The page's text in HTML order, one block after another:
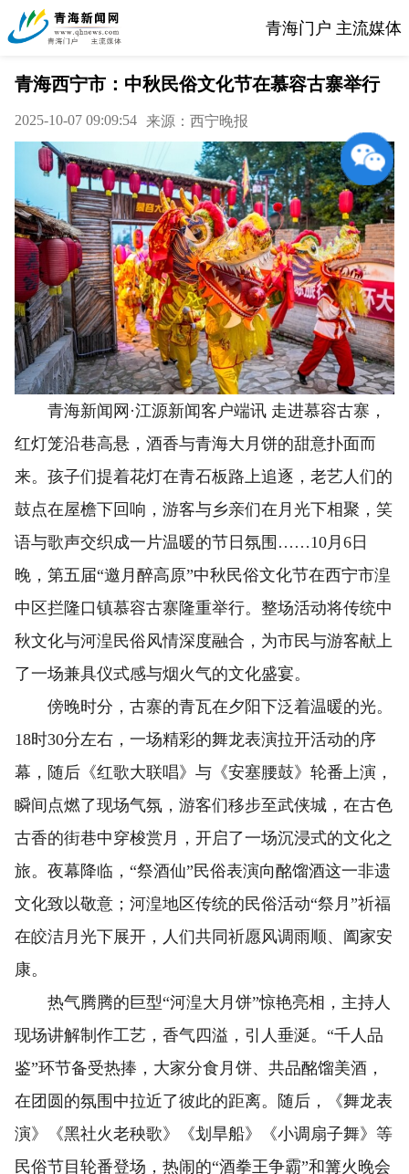
青海门户 主流媒体
青海西宁市：中秋民俗文化节在慕容古寨举行
2025-10-07 09:09:54 来源：西宁晚报
青海新闻网·江源新闻客户端讯 走进慕容古寨，
红灯笼沿巷高悬，酒香与青海大月饼的甜意扑面而
来。孩子们提着花灯在青石板路上追逐，老艺人们的
鼓点在屋檐下回响，游客与乡亲们在月光下相聚，笑
语与歌声交织成一片温暖的节日氛围……10月6日
晚，第五届“邀月醉高原”中秋民俗文化节在西宁市湟
中区拦隆口镇慕容古寨隆重举行。整场活动将传统中
秋文化与河湟民俗风情深度融合，为市民与游客献上
了一场兼具仪式感与烟火气的文化盛宴。
傍晚时分，古寨的青瓦在夕阳下泛着温暖的光。
18时30分左右，一场精彩的舞龙表演拉开活动的序
幕，随后《红歌大联唱》与《安塞腰鼓》轮番上演，
瞬间点燃了现场气氛，游客们移步至武侠城，在古色
古香的街巷中穿梭赏月，开启了一场沉浸式的文化之
旅。夜幕降临，“祭酒仙”民俗表演向酩馏酒这一非遗
文化致以敬意；河湟地区传统的民俗活动“祭月”祈福
在皎洁月光下展开，人们共同祈愿风调雨顺、阖家安
康。
热气腾腾的巨型“河湟大月饼”惊艳亮相，主持人
现场讲解制作工艺，香气四溢，引人垂涎。“千人品
鉴”环节备受热捧，大家分食月饼、共品酩馏美酒，
在团圆的氛围中拉近了彼此的距离。随后，《舞龙表
演》《黑社火老秧歌》《划旱船》《小调扇子舞》等
民俗节目轮番登场，热闹的“酒拳王争霸”和篝火晚会